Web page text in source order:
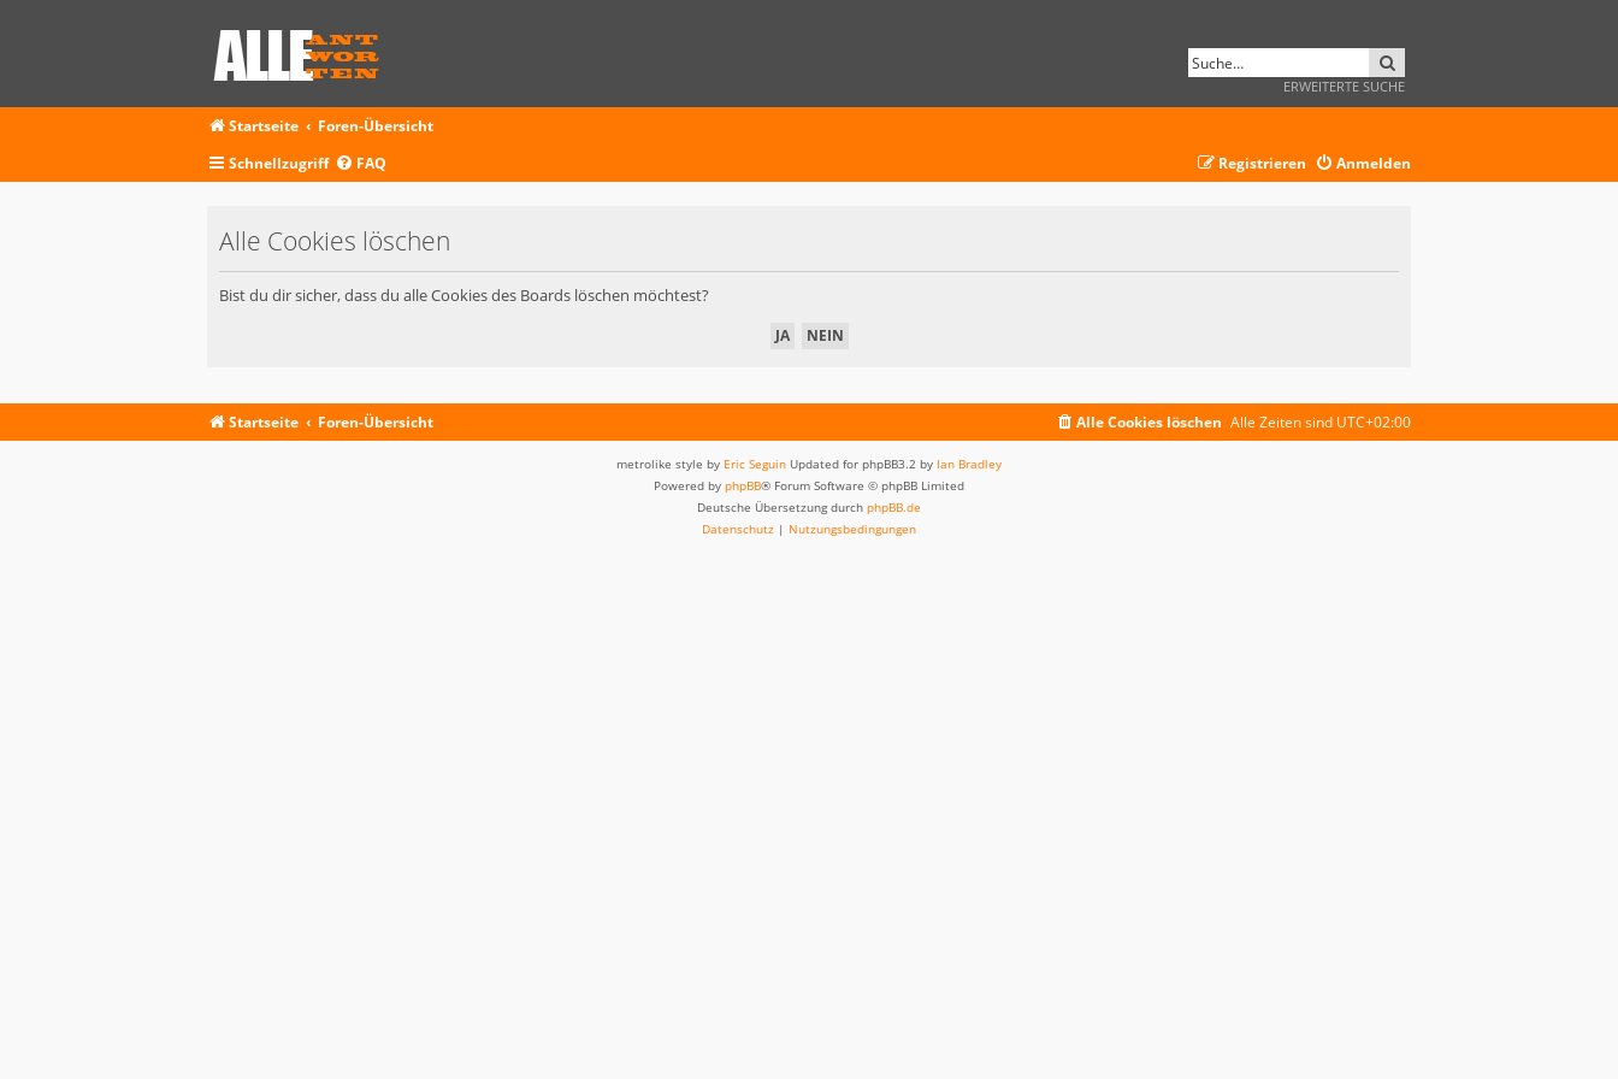
ERWEITERTE SUCHE
Startseite
Foren-Übersicht
Schnellzugriff
FAQ Anmelden
Registrieren
Alle Cookies löschen
Bist du dir sicher, dass du alle Cookies des Boards löschen möchtest?
Startseite Foren-Übersicht Alle Zeiten sind UTC+02:00
Alle Cookies löschen
metrolike style by Eric Seguin Updated for phpBB3.2 by Ian Bradley
Powered by phpBB® Forum Software © phpBB Limited
Deutsche Übersetzung durch phpBB.de
Datenschutz | Nutzungsbedingungen